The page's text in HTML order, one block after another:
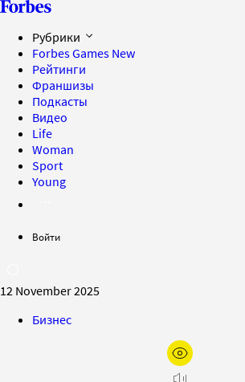
Рубрики
Forbes Games New
Рейтинги
Франшизы
Подкасты
Видео
Life
Woman
Sport
Young
Войти
12 November 2025
Бизнес